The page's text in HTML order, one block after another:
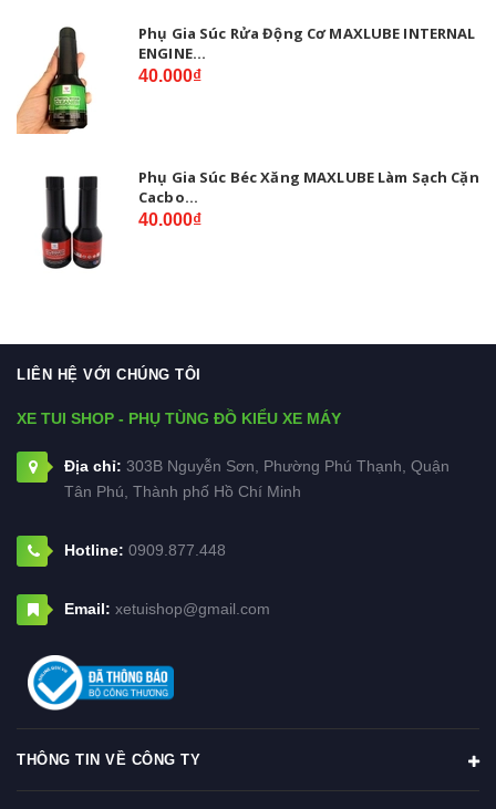
Phụ Gia Súc Rửa Động Cơ MAXLUBE INTERNAL
ENGINE...
40.000₫
Phụ Gia Súc Béc Xăng MAXLUBE Làm Sạch Cặn
Cacbo...
40.000₫
LIÊN HỆ VỚI CHÚNG TÔI
XE TUI SHOP - PHỤ TÙNG ĐỒ KIỂU XE MÁY
Địa chỉ: 303B Nguyễn Sơn, Phường Phú Thạnh, Quận
Tân Phú, Thành phố Hồ Chí Minh
Hotline: 0909.877.448
Email: xetuishop@gmail.com
THÔNG TIN VỀ CÔNG TY